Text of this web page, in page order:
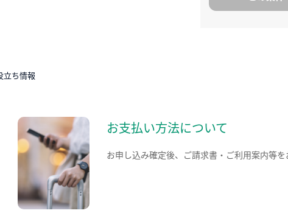
立ち情報
お支払い方法について
お申し込み確定後、ご請求書・ご利用案内等を